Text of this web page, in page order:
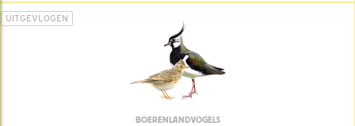
UITGEVLOGEN
BOERENLANDVOGELS